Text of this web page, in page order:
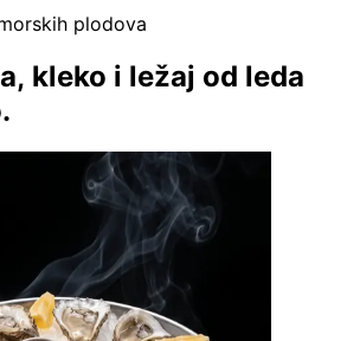
plodova
kleko i ležaj od leda